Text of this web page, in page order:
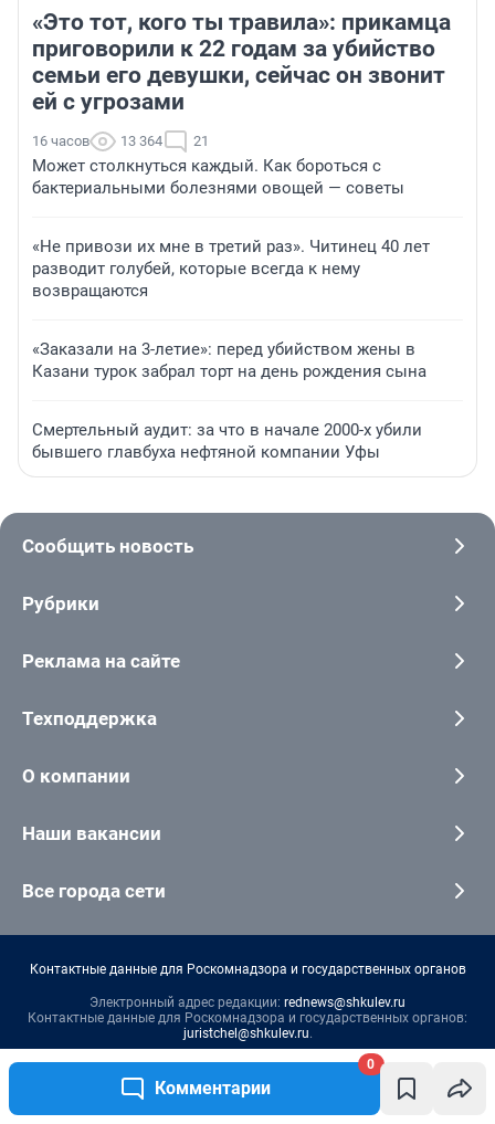
Комментарии
0
«Это тот, кого ты травила»: прикамца
приговорили к 22 годам за убийство
семьи его девушки, сейчас он звонит
ей с угрозами
16 часов 13 364 21
Может столкнуться каждый. Как бороться с
бактериальными болезнями овощей — советы
«Не привози их мне в третий раз». Читинец 40 лет
разводит голубей, которые всегда к нему
возвращаются
«Заказали на 3-летие»: перед убийством жены в
Казани турок забрал торт на день рождения сына
Смертельный аудит: за что в начале 2000-х убили
бывшего главбуха нефтяной компании Уфы
Сообщить новость
Рубрики
Реклама на сайте
Техподдержка
О компании
Наши вакансии
Все города сети
Контактные данные для Роскомнадзора и государственных органов
Электронный адрес редакции: rednews@shkulev.ru
Контактные данные для Роскомнадзора и государственных органов:
juristchel@shkulev.ru.
Техподдержка:help@shkulev.ru
По вопросам коммерческого сотрудничества:
Жапарова Жанна, менеджер по работе с федеральными клиентами
, моб. + 7 982 640 34 32